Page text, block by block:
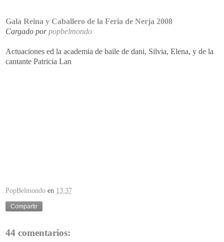
Gala Reina y Caballero de la Feria de Nerja 2008
Cargado porpopbelmondo
Actuaciones ed la academia de baile de dani, Silvia, Elena, y de la
cantante Patricia Lan
PopBelmondo en 13:37
Compartir
44 comentarios: